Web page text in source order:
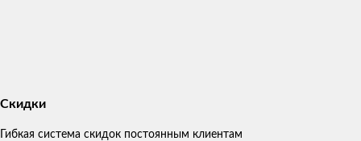
Скидки
Гибкая система скидок постоянным клиентам